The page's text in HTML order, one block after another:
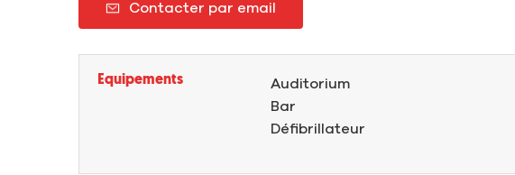
Contacter par email
Equipements
Auditorium
Bar
Défibrillateur